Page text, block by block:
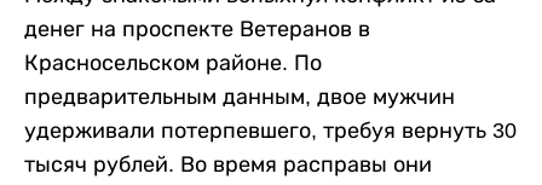
денег на проспекте Ветеранов в
Красносельском районе. По
предварительным данным, двое мужчин
удерживали потерпевшего, требуя вернуть 30
тысяч рублей. Во время расправы они